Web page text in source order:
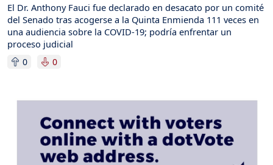
El Dr. Anthony Fauci fue declarado en desacato por un comité
del Senado tras acogerse a la Quinta Enmienda 111 veces en
una audiencia sobre la COVID-19; podría enfrentar un
proceso judicial
0 0